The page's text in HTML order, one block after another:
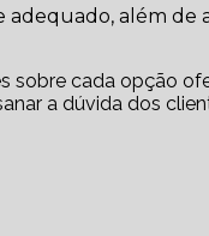
além de
sobre cada opção
a dúvida dos